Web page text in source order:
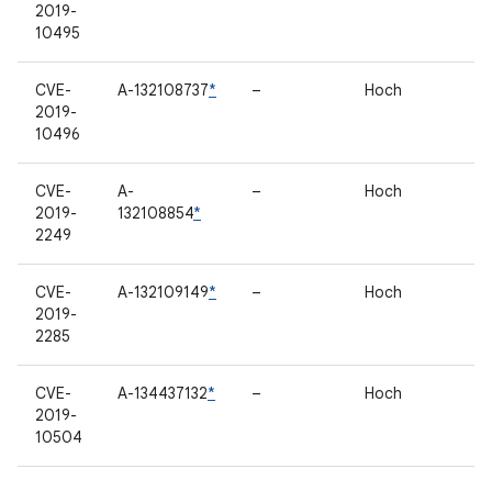
2019-
10495
CVE-
2019-
10496
A-132108737* – Hoch
CVE-
2019-
2249
A-
132108854*
– Hoch
CVE-
2019-
2285
A-132109149* – Hoch
CVE-
2019-
10504
A-134437132* – Hoch